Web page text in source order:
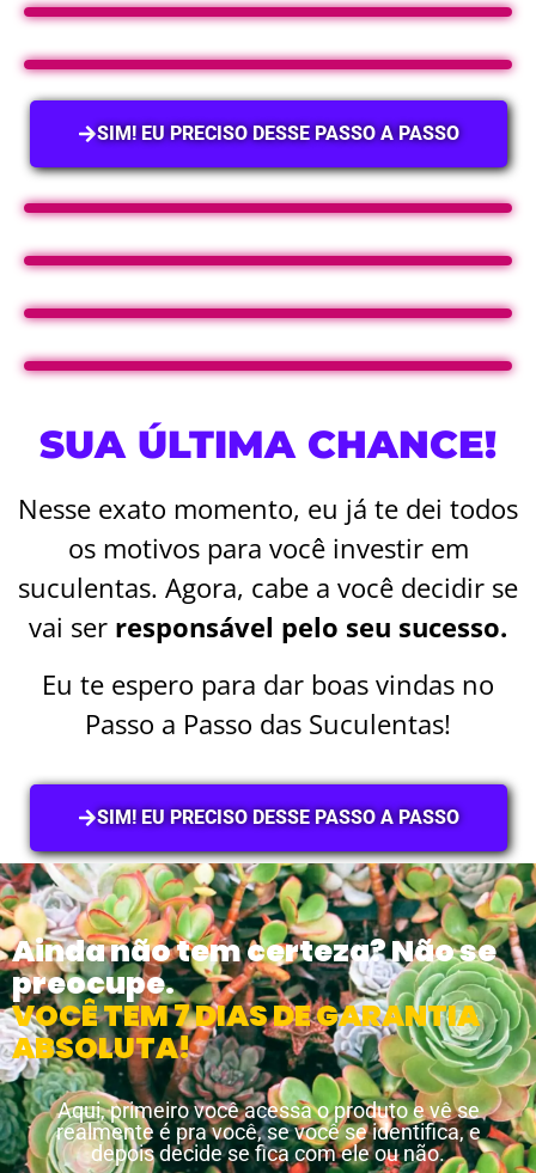
SIM! EU PRECISO DESSE PASSO A PASSO
SUA ÚLTIMA CHANCE!
Nesse exato momento, eu já te dei todos
os motivos para você investir em
suculentas. Agora, cabe a você decidir se
vai ser responsável pelo seu sucesso.
Eu te espero para dar boas vindas no
Passo a Passo das Suculentas!
SIM! EU PRECISO DESSE PASSO A PASSO
Ainda não tem certeza? Não se
preocupe.
VOCÊ TEM 7 DIAS DE GARANTIA
ABSOLUTA!
Aqui, primeiro você acessa o produto e vê se
realmente é pra você, se você se identifica, e
depois decide se fica com ele ou não.